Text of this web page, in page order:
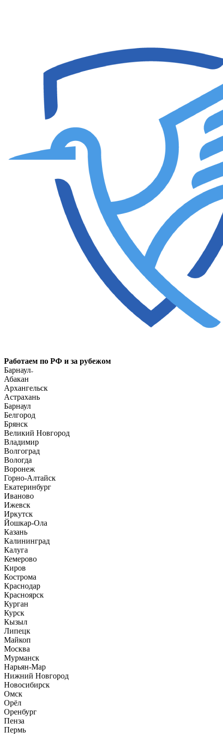
Работаем по РФ и за рубежом
Барнаул
Абакан
Архангельск
Астрахань
Барнаул
Белгород
Брянск
Великий Новгород
Владимир
Волгоград
Вологда
Воронеж
Горно-Алтайск
Екатеринбург
Иваново
Ижевск
Иркутск
Йошкар-Ола
Казань
Калининград
Калуга
Кемерово
Киров
Кострома
Краснодар
Красноярск
Курган
Курск
Кызыл
Липецк
Майкоп
Москва
Мурманск
Нарьян-Мар
Нижний Новгород
Новосибирск
Омск
Орёл
Оренбург
Пенза
Пермь